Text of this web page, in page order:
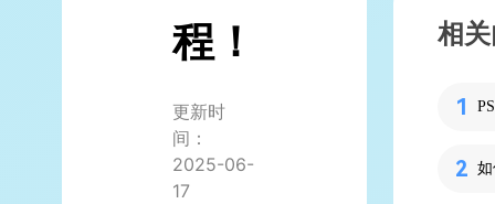
程！
更新时
间：
2025-06-
17
相
如